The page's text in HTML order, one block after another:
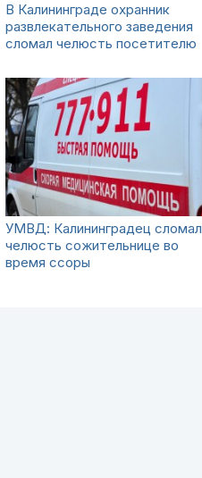
В Калининграде охранник
развлекательного заведения
сломал челюсть посетителю
УМВД: Калининградец сломал
челюсть сожительнице во
время ссоры